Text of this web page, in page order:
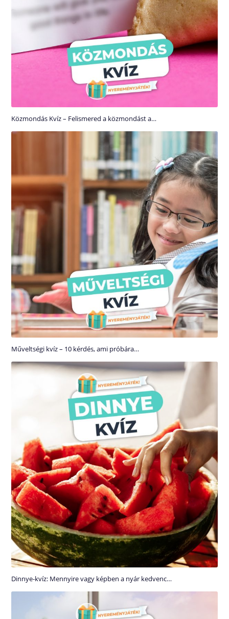
Közmondás Kvíz – Felismered a közmondást a…
Műveltségi kvíz – 10 kérdés, ami próbára…
Dinnye-kvíz: Mennyire vagy képben a nyár kedvenc…